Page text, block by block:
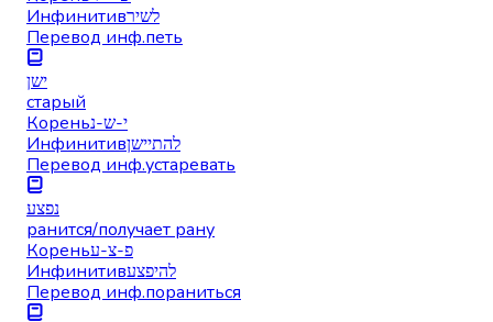
Инфинитивלשיר
Перевод инф.петь
ישן
старый
Кореньי-ש-נ
Инфинитивלהתיישן
Перевод инф.устаревать
נפצע
ранится/получает рану
Кореньפ-צ-ע
Инфинитивלהיפצע
Перевод инф.пораниться